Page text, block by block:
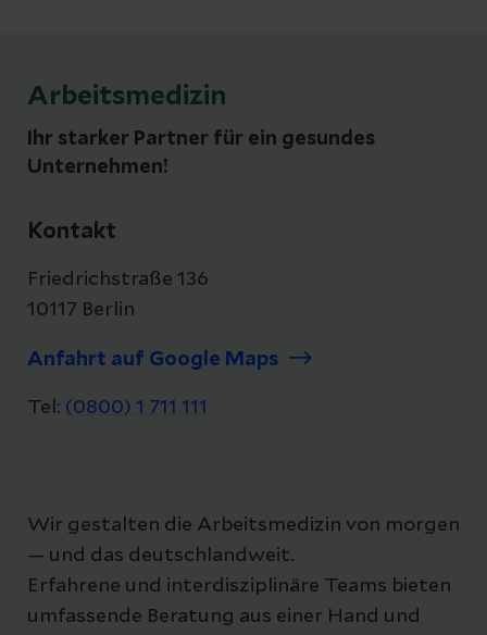
Arbeitsmedizin
Ihr starker Partner für ein gesundes
Unternehmen!
Kontakt
Friedrichstraße 136
10117 Berlin
Anfahrt auf Google Maps
Tel: (0800) 1 711 111
Wir gestalten die Arbeitsmedizin von morgen
— und das deutschlandweit.
Erfahrene und interdisziplinäre Teams bieten
umfassende Beratung aus einer Hand und